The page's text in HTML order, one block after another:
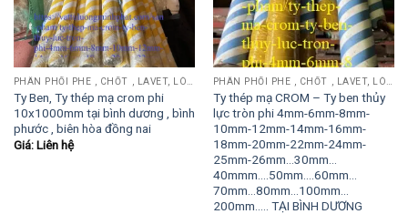
PHÂN PHỐI PHE , CHỐT , LAVET, LÒ XO ĐẨY , LÒ XO KÉO, TY ĐẨY...
Ty Ben, Ty thép mạ crom phi
10x1000mm tại bình dương , bình
phước , biên hòa đồng nai
Giá: Liên hệ
PHÂN PHỐI PHE , CHỐT , LAVET, LÒ XO ĐẨY , LÒ XO KÉO, TY ĐẨY...
Ty thép mạ CROM – Ty ben thủy
lực tròn phi 4mm-6mm-8mm-
10mm-12mm-14mm-16mm-
18mm-20mm-22mm-24mm-
25mm-26mm…30mm…
40mmm….50mm….60mm…
70mm…80mm…100mm…
200mm….. TẠI BÌNH DƯƠNG